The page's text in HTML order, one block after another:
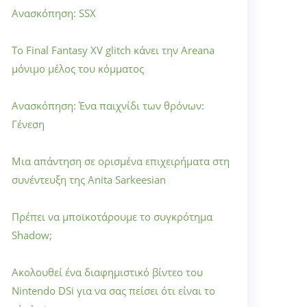
Ανασκόπηση: SSX
Το Final Fantasy XV glitch κάνει την Areana
μόνιμο μέλος του κόμματος
Ανασκόπηση: Ένα παιχνίδι των θρόνων:
Γένεση
Μια απάντηση σε ορισμένα επιχειρήματα στη
συνέντευξη της Anita Sarkeesian
Πρέπει να μποϊκοτάρουμε το συγκρότημα
Shadow;
Ακολουθεί ένα διαφημιστικό βίντεο του
Nintendo DSi για να σας πείσει ότι είναι το